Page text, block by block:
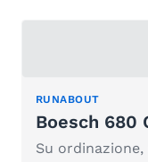
RUNABOUT
Boesch 680
Su